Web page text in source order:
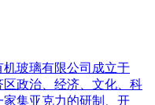
玻璃有限公司成立于
区政治、经济、文化、科
集亚克力的研制、开